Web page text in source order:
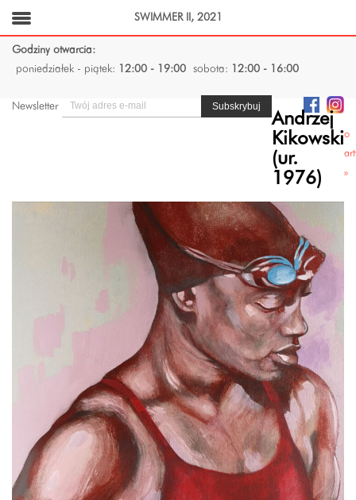
Godziny otwarcia:
poniedziałek - piątek:
12:00 - 19:00 sobota: 12:00 - 16:00
Newsletter
Andrzej
Kikowski
(ur.
1976)
o
»
SWIMMER II, 2021